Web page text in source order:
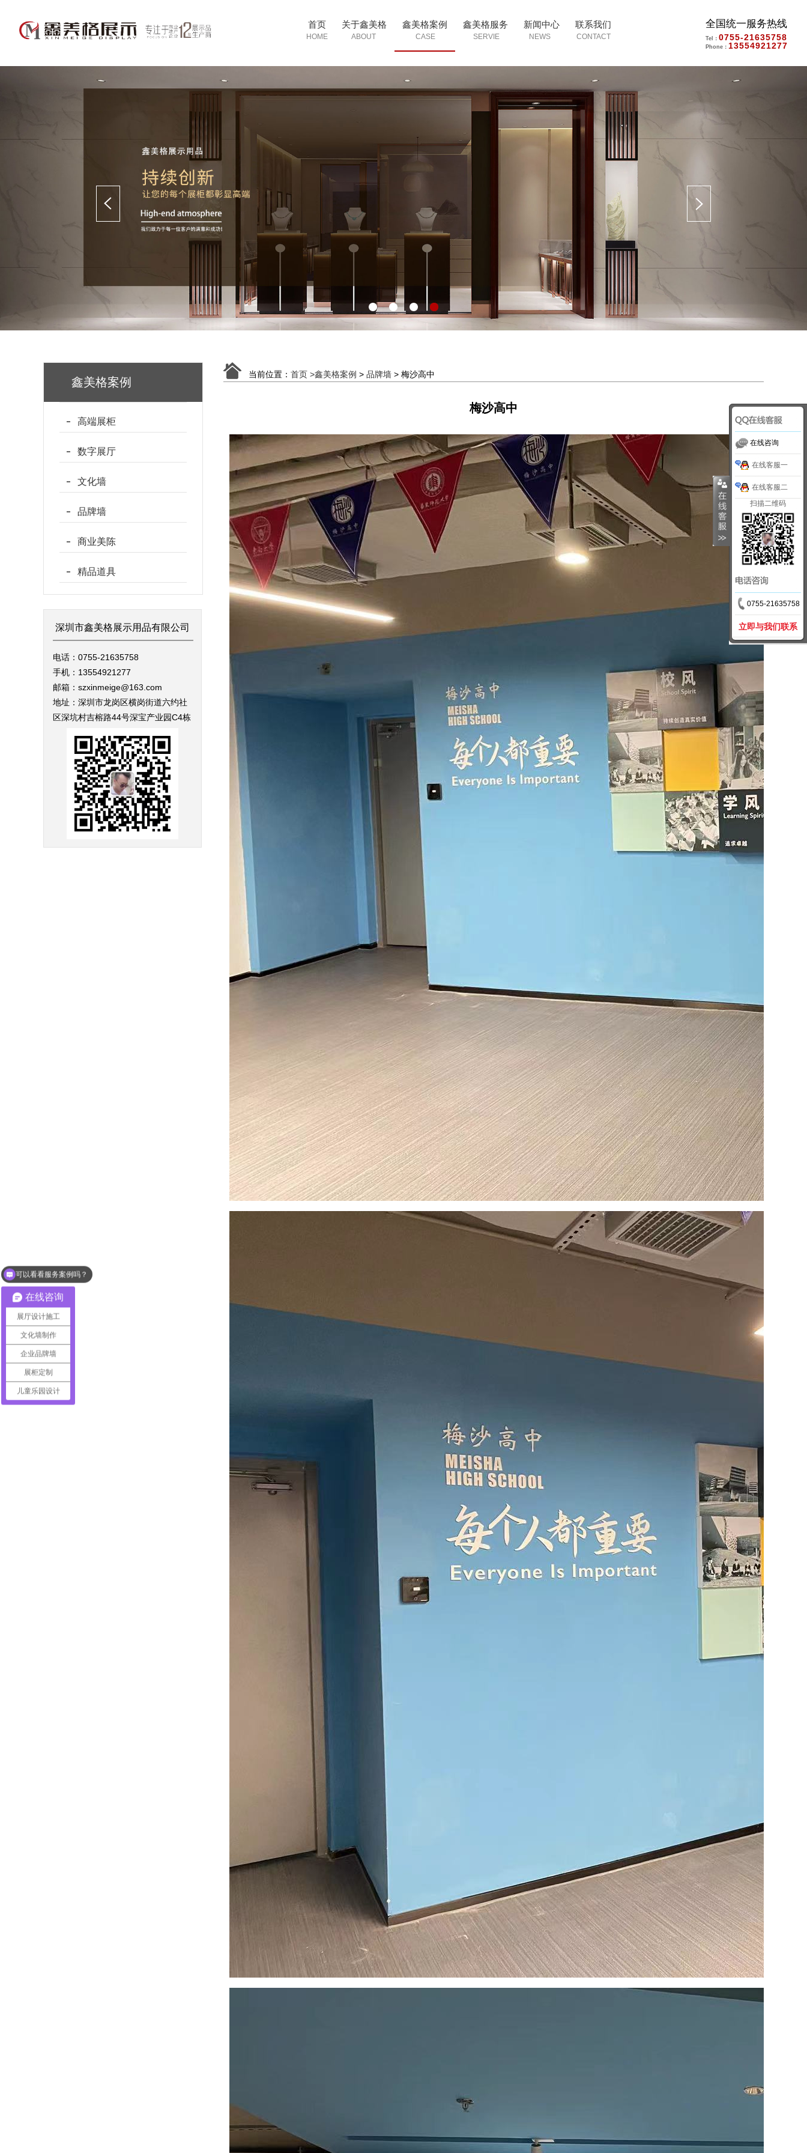
首页 关于鑫美格 鑫美格案例 鑫美格服务 新闻中心 联系我们 全国统一服务热线
Tel： 0755-21635758
Phone： 13554921277
鑫美格案例
高端展柜
数字展厅
文化墙
品牌墙
商业美陈
精品道具
深圳市鑫美格展示用品有限公司
电话：0755-21635758
手机：13554921277
邮箱：szxinmeige@163.com
地址：深圳市龙岗区横岗街道六约社
区深坑村吉榕路44号深宝产业园C4栋
当前位置： 首页 >鑫美格案例 > 品牌墙 > 梅沙高中
梅沙高中
在线咨询
在线客服一
在线客服二
扫描二维码
0755-21635758
立即与我们联系
在线咨询
展厅设计施工
文化墙制作
企业品牌墙
展柜定制
儿童乐园设计
展厅设计怎么收费？